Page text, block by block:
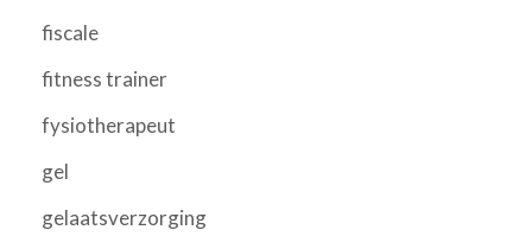
fiscale
fitness trainer
fysiotherapeut
gel
gelaatsverzorging